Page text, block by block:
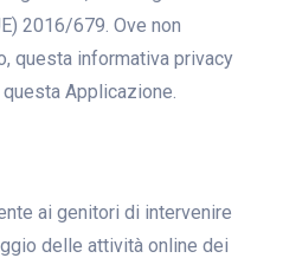
2016/679. Ove non
questa informativa privacy
Applicazione.
ai genitori di intervenire
delle attività online dei